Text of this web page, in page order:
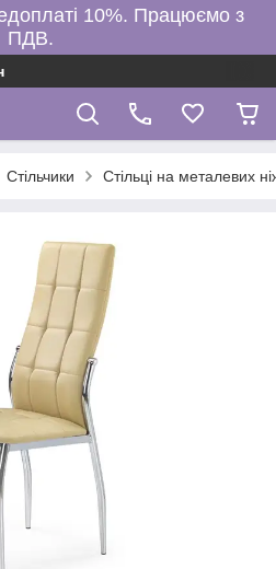
10%. Працюємо з
ПДВ.
Стільчики Стільці на металевих